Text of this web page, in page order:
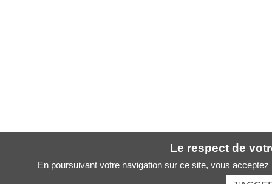
Le respect de
En poursuivant votre navigation sur ce site, vous